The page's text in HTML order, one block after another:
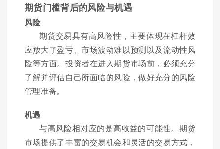
期货门槛背后的风险与机遇
风险
期货交易具有高风险性，主要体现在杠杆效
应放大了盈亏、市场波动难以预测以及流动性风
险等方面。投资者在进入期货市场前，必须充分
了解并评估自己所面临的风险，做好充分的风险
管理准备。
机遇
与高风险相对应的是高收益的可能性。期货
市场提供了丰富的交易机会和灵活的交易方式，